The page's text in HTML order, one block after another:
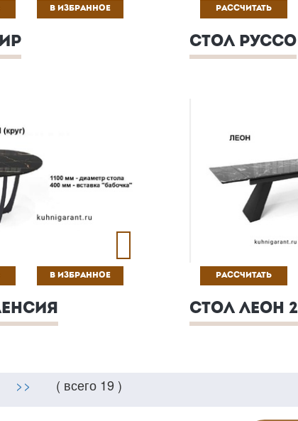
В ИЗБРАННОЕ РАССЧИТАТЬ
СТОЛ РУССО
В ИЗБРАННОЕ РАССЧИТАТЬ
СТОЛ ЛЕОН 2
>> ( всего 19 )